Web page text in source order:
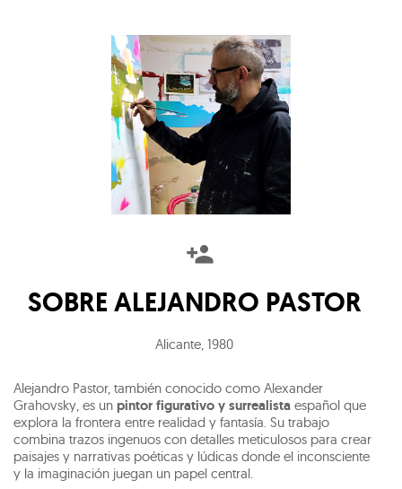
SOBRE ALEJANDRO PASTOR
Alicante 1980
Alejandro Pastor, también conocido como Alexander
Grahovsky, es un pintor figurativo y surrealista español que
explora la frontera entre realidad y fantasía. Su trabajo
combina trazos ingenuos con detalles meticulosos para crear
paisajes y narrativas poéticas y lúdicas donde el inconsciente
y la imaginación juegan un papel central.